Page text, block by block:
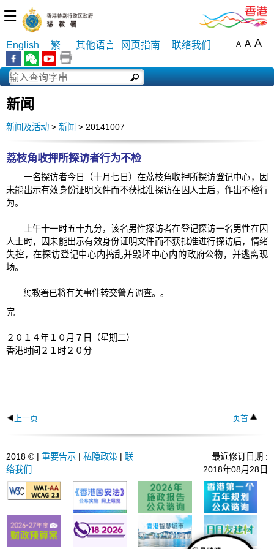
☰
English 繁 其他语言 网页指南 联络我们 A A A
新闻
新闻及活动 > 新闻 > 20141007
荔枝角收押所探访者行为不检
一名探访者今日（十月七日）在荔枝角收押所探访登记中心，因
未能出示有效身份证明文件而不获批准探访在囚人士后，作出不检行
为。
上午十一时五十九分，该名男性探访者在登记探访一名男性在囚
人士时，因未能出示有效身份证明文件而不获批准进行探访后，情绪
失控，在探访登记中心内捣乱并毁坏中心内的政府公物，并逃离现
场。
惩教署已将有关事件转交警方调查。。
完
２０１４年１０月７日（星期二）
香港时间２１时２０分
上一页 页首
2018 © | 重要告示 | 私隐政策 | 联
络我们
最近修订日期 :
2018年08月28日